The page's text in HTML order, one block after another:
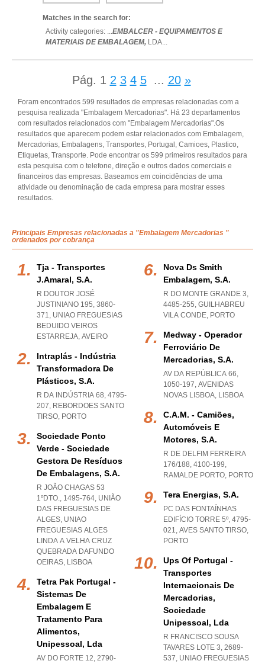
Matches in the search for:
Activity categories: ...EMBALCER - EQUIPAMENTOS E
MATERIAIS DE EMBALAGEM, LDA...
Pág. 1 2 3 4 5 ... 20 »
Foram encontrados 599 resultados de empresas relacionadas com a
pesquisa realizada "Embalagem Mercadorias". Há 23 departamentos
com resultados relacionados com "Embalagem Mercadorias".Os
resultados que aparecem podem estar relacionados com Embalagem,
Mercadorias, Embalagens, Transportes, Portugal, Camioes, Plastico,
Etiquetas, Transporte. Pode encontrar os 599 primeiros resultados para
esta pesquisa com o telefone, direção e outros dados comerciais e
financeiros das empresas. Baseamos em coincidências de uma
atividade ou denominação de cada empresa para mostrar esses
resultados.
Principais Empresas relacionadas a "Embalagem Mercadorias "
ordenados por cobrança
Tja - Transportes
J.amaral, S.a.
R DOUTOR JOSÉ
JUSTINIANO 195, 3860-
371, UNIAO FREGUESIAS
BEDUIDO VEIROS
ESTARREJA, AVEIRO
Intraplás - Indústria
Transformadora De
Plásticos, S.a.
R DA INDÚSTRIA 68, 4795-
207, REBORDOES SANTO
TIRSO, PORTO
Sociedade Ponto
Verde - Sociedade
Gestora De Resíduos
De Embalagens, S.a.
R JOÃO CHAGAS 53
1ºDTO., 1495-764, UNIÃO
DAS FREGUESIAS DE
ALGES, UNIAO
FREGUESIAS ALGES
LINDA A VELHA CRUZ
QUEBRADA DAFUNDO
OEIRAS, LISBOA
Tetra Pak Portugal -
Sistemas De
Embalagem E
Tratamento Para
Alimentos,
Unipessoal, Lda
AV DO FORTE 12, 2790-
Nova Ds Smith
Embalagem, S.a.
R DO MONTE GRANDE 3,
4485-255, GUILHABREU
VILA CONDE, PORTO
Medway - Operador
Ferroviário De
Mercadorias, S.a.
AV DA REPÚBLICA 66,
1050-197, AVENIDAS
NOVAS LISBOA, LISBOA
C.a.m. - Camiões,
Automóveis E
Motores, S.a.
R DE DELFIM FERREIRA
176/188, 4100-199,
RAMALDE PORTO, PORTO
Tera Energias, S.a.
PC DAS FONTAÍNHAS
EDIFÍCIO TORRE 5º, 4795-
021, AVES SANTO TIRSO,
PORTO
Ups Of Portugal -
Transportes
Internacionais De
Mercadorias,
Sociedade
Unipessoal, Lda
R FRANCISCO SOUSA
TAVARES LOTE 3, 2689-
537, UNIAO FREGUESIAS